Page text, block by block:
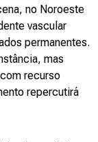
no Noroeste
vascular
permanentes.
mas
recurso
repercutirá